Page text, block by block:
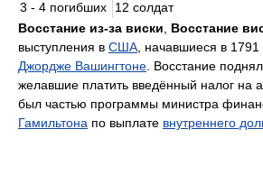
3 - 4 погибших
12 солдат
Восстание из-за виски Восстание
выступления в США , начавшиеся в
Джордже Вашингтоне . Восстание
желавшие платить введённый налог на
был частью программы министра
Гамильтона по выплате внутреннего